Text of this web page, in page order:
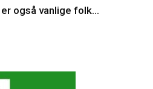
også vanlige folk…